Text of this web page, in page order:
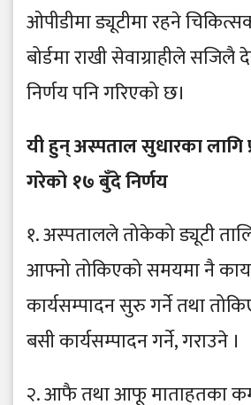
ओपीडीमा ड्यूटीमा रहने
बोर्डमा राखी सेवाग्राहीले सजिलै
निर्णय पनि गरिएको छ।
यी हुन् अस्पताल सुधारका लागि
गरेको १७ बुँदे निर्णय
१. अस्पतालले तोकेको ड्यूटी
आफ्नो तोकिएको समयमा नै
कार्यसम्पादन सुरु गर्ने तथा
बसी कार्यसम्पादन गर्ने, गराउने ।
२. आफै तथा आफू माताहतका